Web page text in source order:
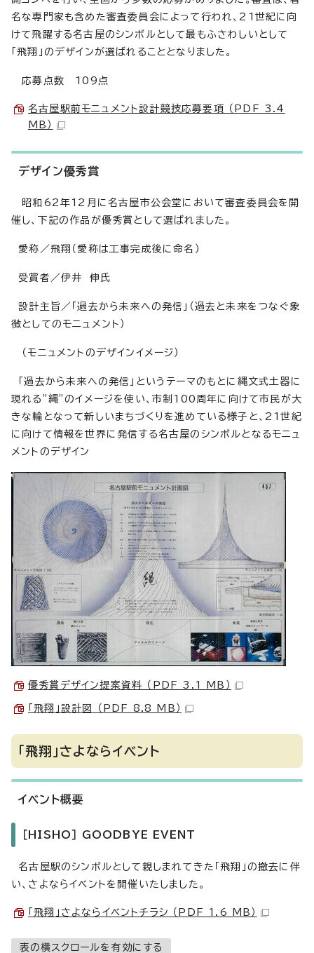
名な専門家も含めた審査委員会によって行われ、21世紀に向
けて飛躍する名古屋のシンボルとして最もふさわしいとして
「飛翔」のデザインが選ばれることとなりました。
応募点数 109点
名古屋駅前モニュメント設計競技応募要項 （PDF 3.4
MB）
デザイン優秀賞
昭和62年12月に名古屋市公会堂において審査委員会を開
催し、下記の作品が優秀賞として選ばれました。
愛称／飛翔（愛称は工事完成後に命名）
受賞者／伊井 伸氏
設計主旨／「過去から未来への発信」（過去と未来をつなぐ象
徴としてのモニュメント）
（モニュメントのデザインイメージ）
「過去から未来への発信」というテーマのもとに縄文式土器に
現れる”縄”のイメージを使い、市制100周年に向けて市民が大
きな輪となって新しいまちづくりを進めている様子と、21世紀
に向けて情報を世界に発信する名古屋のシンボルとなるモニュ
メントのデザイン
優秀賞デザイン提案資料 （PDF 3.1 MB）
「飛翔」設計図 （PDF 8.8 MB）
「飛翔」さよならイベント
イベント概要
［HISHO］ GOODBYE EVENT
名古屋駅のシンボルとして親しまれてきた「飛翔」の撤去に伴
い、さよならイベントを開催いたしました。
「飛翔」さよならイベントチラシ （PDF 1.6 MB）
表の横スクロールを有効にする